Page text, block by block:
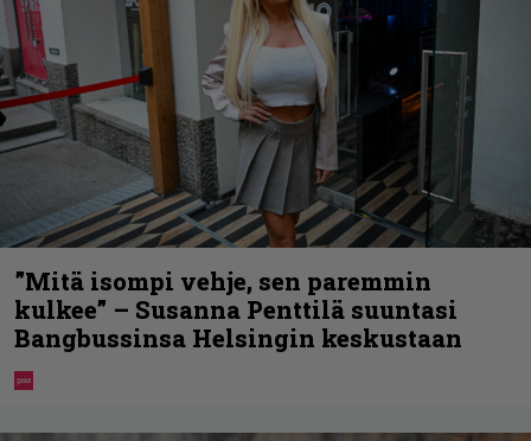
”Mitä isompi vehje, sen paremmin
kulkee” – Susanna Penttilä suuntasi
Bangbussinsa Helsingin keskustaan